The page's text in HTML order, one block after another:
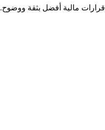
مالية أفضل بثقة ووضوح.